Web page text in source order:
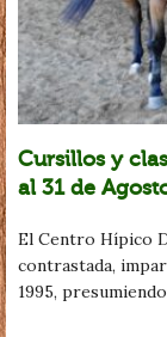
Cursillos y
al 31 de
El Centro Hípico
contrastada,
1995,